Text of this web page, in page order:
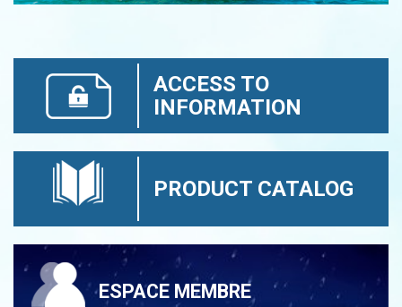
ACCESS TO
INFORMATION
PRODUCT CATALOG
ESPACE MEMBRE